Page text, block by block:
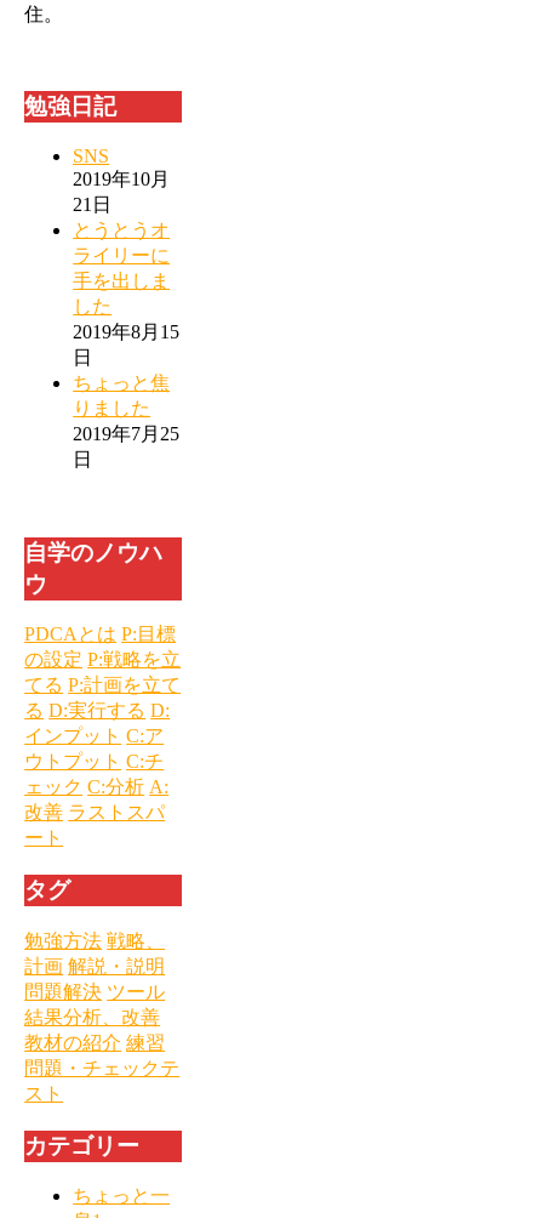
住。
勉強日記
SNS
2019年10月
21日
とうとうオ
ライリーに
手を出しま
した
2019年8月15
日
ちょっと焦
りました
2019年7月25
日
自学のノウハ
ウ
PDCAとは P:目標
の設定 P:戦略を立
てる P:計画を立て
る D:実行する D:
インプット C:ア
ウトプット C:チ
ェック C:分析 A:
改善 ラストスパ
ート
タグ
勉強方法 戦略、
計画 解説・説明
問題解決 ツール
結果分析、改善
教材の紹介 練習
問題・チェックテ
スト
カテゴリー
ちょっと一